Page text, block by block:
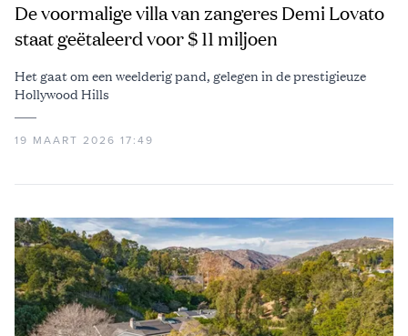
De voormalige villa van zangeres Demi Lovato
staat geëtaleerd voor $ 11 miljoen
Het gaat om een weelderig pand, gelegen in de prestigieuze
Hollywood Hills
19 MAART 2026 17:49